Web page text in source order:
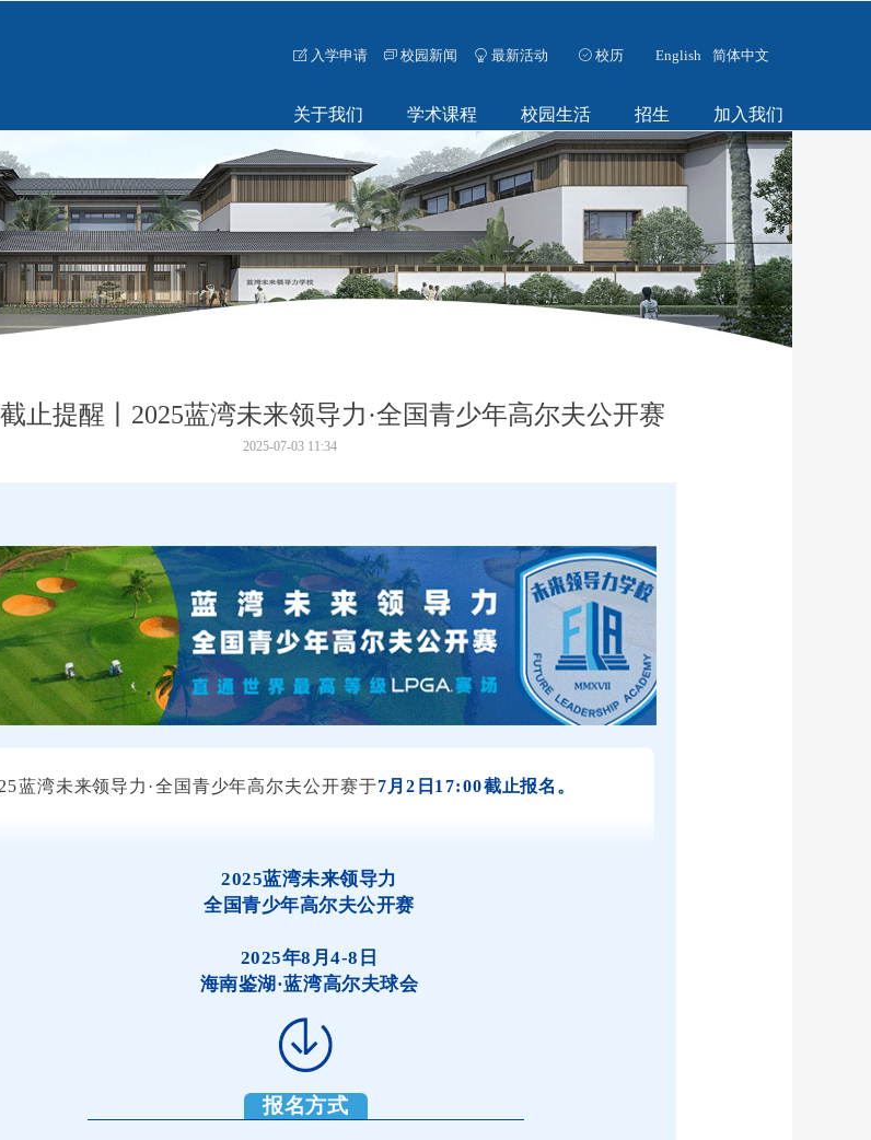
ꂐ 入学申请 ꀃ 校园新闻 ꁙ 最新活动 ꄗ 校历
关于我们 学术课程 校园生活 招生 加入我们
English 简体中文
止提醒丨2025蓝湾未来领导力·全国青少年高尔夫公开赛
2025-07-03 11:34
蓝湾未来领导力·全国青少年高尔夫公开赛于7月2日17:00截止报名。
2025蓝湾未来领导力
全国青少年高尔夫公开赛
2025年8月4-8日
海南鉴湖·蓝湾高尔夫球会
报名方式